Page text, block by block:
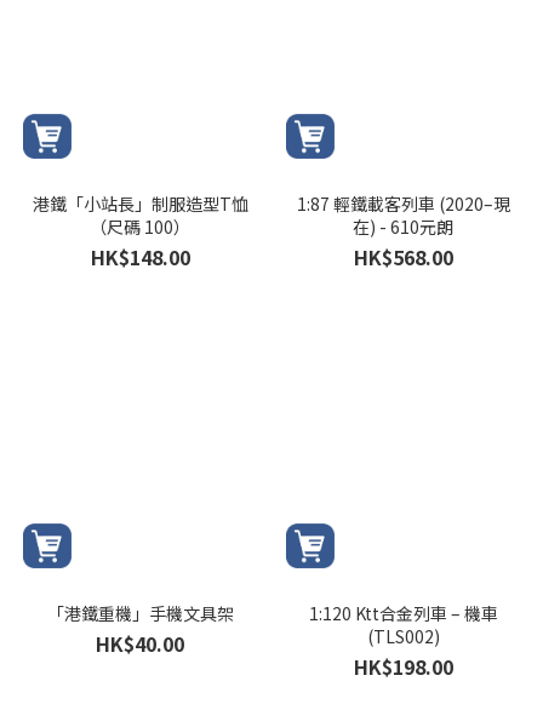
港鐵「小站長」制服造型T恤
（尺碼 100）
HK$148.00
1:87 輕鐵載客列車 (2020–現
在) - 610元朗
HK$568.00
「港鐵重機」手機文具架
HK$40.00
1:120 Ktt合金列車 – 機車
(TLS002)
HK$198.00